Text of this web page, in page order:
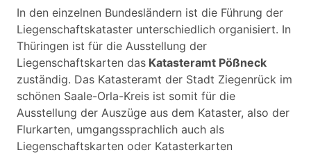
In den einzelnen Bundesländern ist die Führung der
Liegenschaftskataster unterschiedlich organisiert. In
Thüringen ist für die Ausstellung der
Liegenschaftskarten das Katasteramt Pößneck
zuständig. Das Katasteramt der Stadt Ziegenrück im
schönen Saale-Orla-Kreis ist somit für die
Ausstellung der Auszüge aus dem Kataster, also der
Flurkarten, umgangssprachlich auch als
Liegenschaftskarten oder Katasterkarten